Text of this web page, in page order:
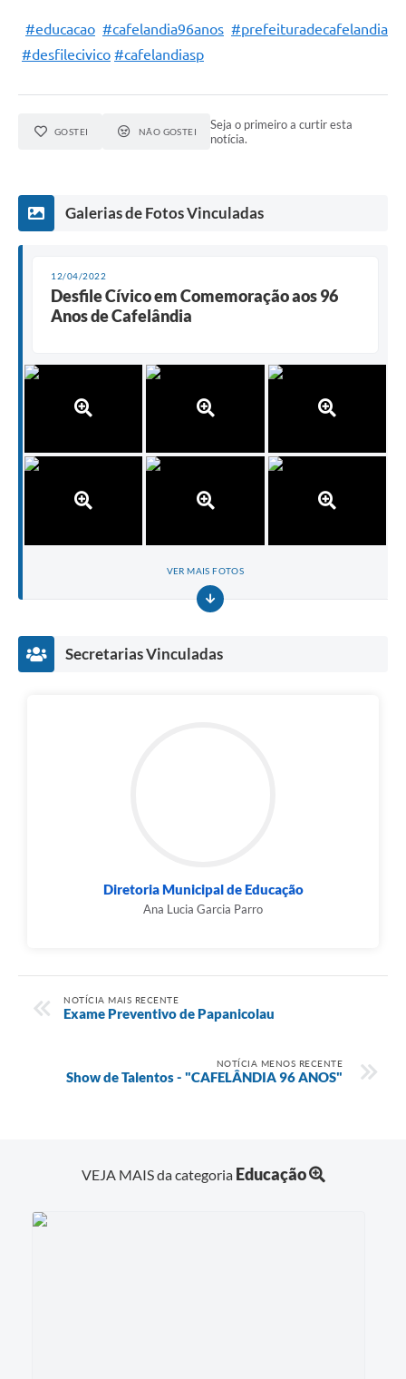
#educacao #cafelandia96anos #prefeituradecafelandia
#desfilecivico #cafelandiasp
GOSTEI NÃO GOSTEI
Seja o primeiro a curtir esta
notícia.
Galerias de Fotos Vinculadas
12/04/2022
Desfile Cívico em Comemoração aos 96
Anos de Cafelândia
VER MAIS FOTOS
Secretarias Vinculadas
Diretoria Municipal de Educação
Ana Lucia Garcia Parro
NOTÍCIA MAIS RECENTE
Exame Preventivo de Papanicolau
NOTÍCIA MENOS RECENTE
Show de Talentos - "CAFELÂNDIA 96 ANOS"
VEJA MAIS da categoria Educação